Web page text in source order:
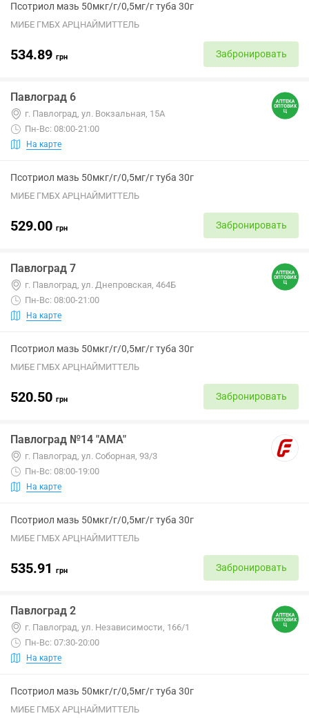
Псотриол мазь 50мкг/г/0,5мг/г туба 30г
МИБЕ ГМБХ АРЦНАЙМИТТЕЛЬ
534.89 грн Забронировать
Павлоград 6
г. Павлоград, ул. Вокзальная, 15А
Пн-Вс: 08:00-21:00
На карте
Псотриол мазь 50мкг/г/0,5мг/г туба 30г
МИБЕ ГМБХ АРЦНАЙМИТТЕЛЬ
529.00 грн Забронировать
Павлоград 7
г. Павлоград, ул. Днепровская, 464Б
Пн-Вс: 08:00-21:00
На карте
Псотриол мазь 50мкг/г/0,5мг/г туба 30г
МИБЕ ГМБХ АРЦНАЙМИТТЕЛЬ
520.50 грн Забронировать
Павлоград №14 "АМА"
г. Павлоград, ул. Соборная, 93/3
Пн-Вс: 08:00-19:00
На карте
Псотриол мазь 50мкг/г/0,5мг/г туба 30г
МИБЕ ГМБХ АРЦНАЙМИТТЕЛЬ
535.91 грн Забронировать
Павлоград 2
г. Павлоград, ул. Независимости, 166/1
Пн-Вс: 07:30-20:00
На карте
Псотриол мазь 50мкг/г/0,5мг/г туба 30г
МИБЕ ГМБХ АРЦНАЙМИТТЕЛЬ